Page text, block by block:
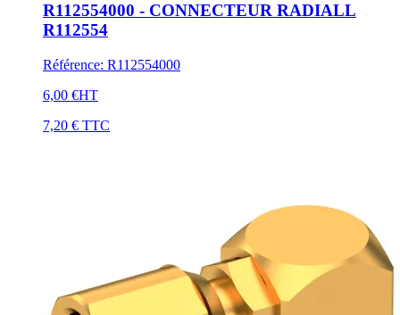
R112554000 - CONNECTEUR RADIALL
R112554
Référence: R112554000
6,00 €HT
7,20 € TTC